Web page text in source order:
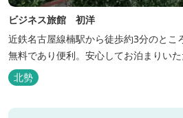
ビジネス旅館 初洋
近鉄名古屋線楠駅から徒歩約3分のとこ
無料であり便利。安心してお泊まりいた
北勢